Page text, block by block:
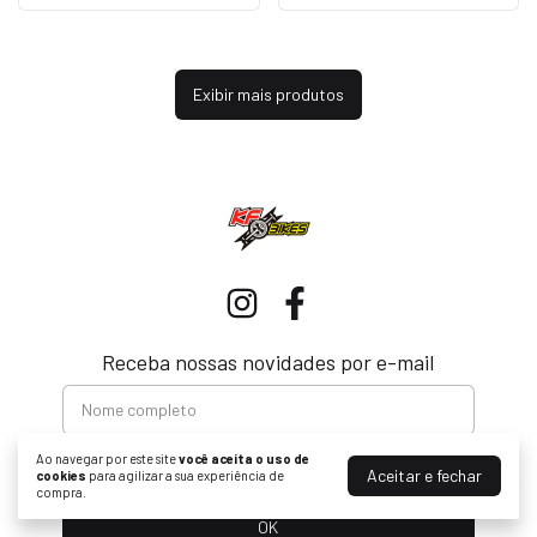
Ao navegar por este sitevocê aceita o uso de
cookies para agilizar a sua experiência de
compra.
Aceitar e fechar
Exibir mais produtos
Receba nossas novidades por e-mail